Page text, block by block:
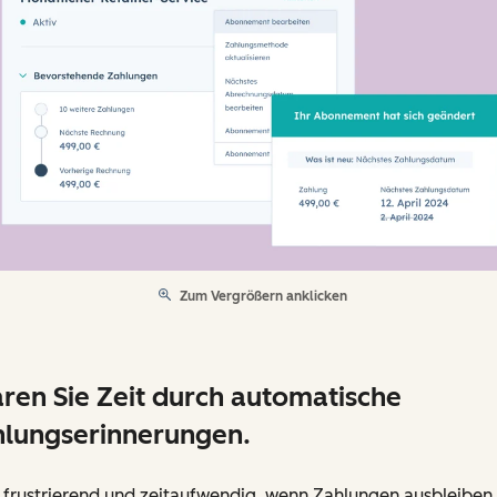
Zum Vergrößern anklicken
Sie Zeit durch automatische